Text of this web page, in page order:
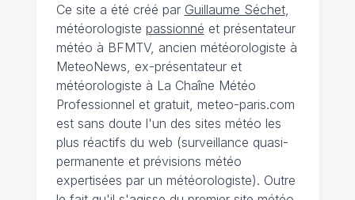
Ce site a été créé par Guillaume Séchet,
météorologiste passionné et présentateur
météo à BFMTV, ancien météorologiste à
MeteoNews, ex-présentateur et
météorologiste à La Chaîne Météo
Professionnel et gratuit, meteo-paris.com
est sans doute l'un des sites météo les
plus réactifs du web (surveillance quasi-
permanente et prévisions météo
expertisées par un météorologiste). Outre